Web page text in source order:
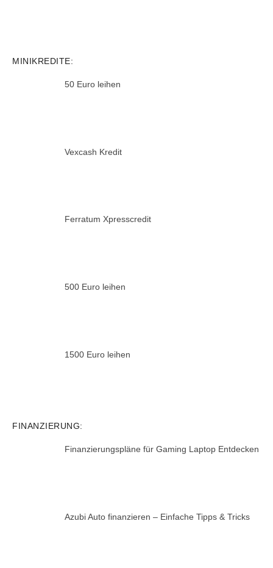
MINIKREDITE:
50 Euro leihen
Vexcash Kredit
Ferratum Xpresscredit
500 Euro leihen
1500 Euro leihen
FINANZIERUNG:
Finanzierungspläne für Gaming Laptop Entdecken
Azubi Auto finanzieren – Einfache Tipps & Tricks